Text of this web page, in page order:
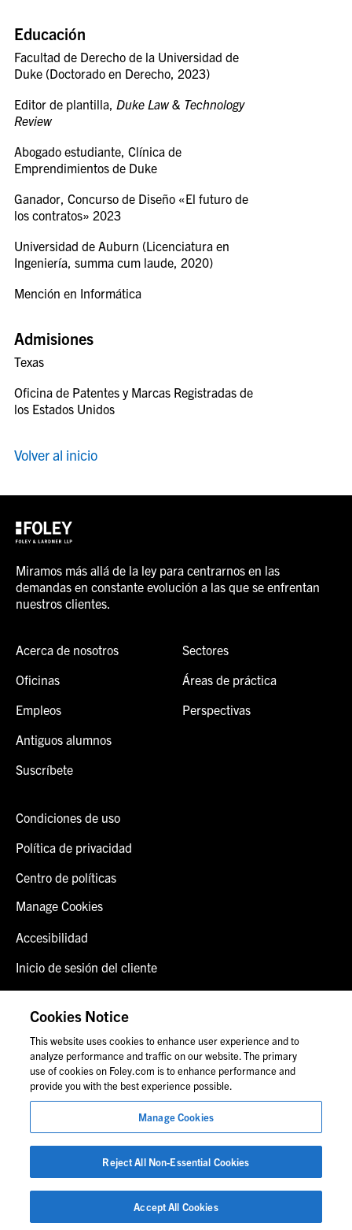
Educación
Facultad de Derecho de la Universidad de
Duke (Doctorado en Derecho, 2023)
Editor de plantilla, Duke Law & Technology
Review
Abogado estudiante, Clínica de
Emprendimientos de Duke
Ganador, Concurso de Diseño «El futuro de
los contratos» 2023
Universidad de Auburn (Licenciatura en
Ingeniería, summa cum laude, 2020)
Mención en Informática
Admisiones
Texas
Oficina de Patentes y Marcas Registradas de
los Estados Unidos
Volver al inicio
Miramos más allá de la ley para centrarnos en las
demandas en constante evolución a las que se enfrentan
nuestros clientes.
Acerca de nosotros
Oficinas
Empleos
Antiguos alumnos
Suscríbete
Sectores
Áreas de práctica
Perspectivas
Condiciones de uso
Política de privacidad
Centro de políticas
Manage Cookies
Accesibilidad
Inicio de sesión del cliente
Contáctenos
© 2026 Foley & Lardner LLP
personal de Foley.
Cookies Notice
This website uses cookies to enhance user experience and to
analyze performance and traffic on our website. The primary
use of cookies on Foley.com is to enhance performance and
provide you with the best experience possible.
Manage Cookies
Reject All Non-Essential Cookies
Accept All Cookies